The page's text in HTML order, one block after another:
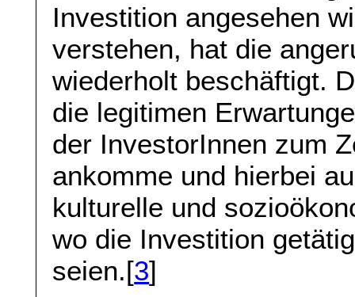
Investition angesehen
verstehen, hat die
wiederholt beschäftigt.
die legitimen
der InvestorInnen zum
ankomme und hierbei
kulturelle und
wo die Investition
seien.[3]